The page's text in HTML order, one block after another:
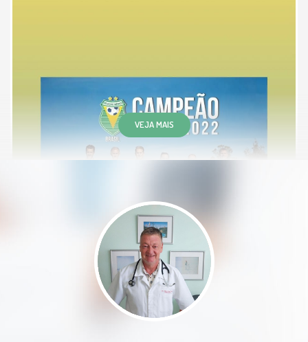
orientativa. Profissional qualificado
e atencioso
Paciente
VEJA MAIS